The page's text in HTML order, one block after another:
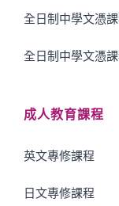
全日制中學文憑
全日制中學文憑
成人教育課程
英文專修課程
日文專修課程